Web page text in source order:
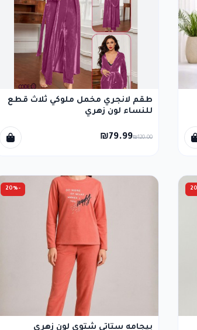
طقم لانجري مخمل ملوكي ثلاث قطع
للنساء لون زهري
₪79.99₪120.00
-20%
بيجامه ستاتي شتوي لون زهري